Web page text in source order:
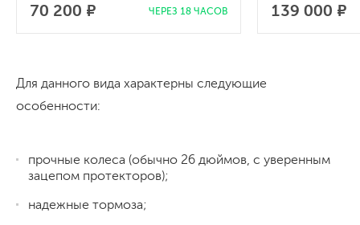
70 200 ₽ ЧЕРЕЗ 18 ЧАСОВ 139 000 ₽
Для данного вида характерны следующие
особенности:
прочные колеса (обычно 26 дюймов, с уверенным
зацепом протекторов);
надежные тормоза;